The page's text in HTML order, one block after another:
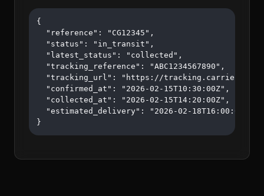
{
  "reference": "CG12345",
  "status": "in_transit",
  "latest_status": "collected",
  "tracking_reference": "ABC1234567890",
"tracking_url": "https://
  "confirmed_at": "2026-02-15T10:30:00Z",
  "collected_at": "2026-02-15T14:20:00Z",
  "estimated_delivery": "2026-02-18T16:00:00Z"
}